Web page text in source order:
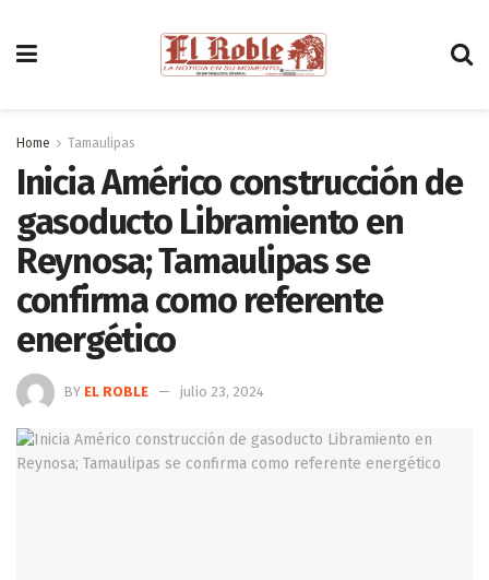
Home Tamaulipas
Inicia Américo construcción de
gasoducto Libramiento en
Reynosa; Tamaulipas se
confirma como referente
energético
BY EL ROBLE julio 23, 2024